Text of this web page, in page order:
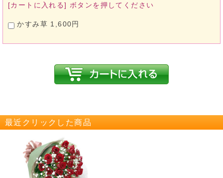
[カートに入れる] ボタンを押してください
かすみ草 1,600円
最近クリックした商品